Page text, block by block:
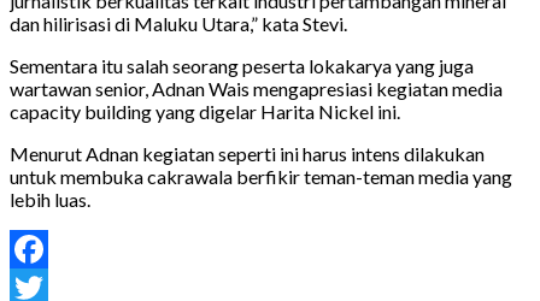
dan hilirisasi di Maluku Utara,” kata Stevi.
Sementara itu salah seorang peserta lokakarya yang juga
wartawan senior, Adnan Wais mengapresiasi kegiatan media
capacity building yang digelar Harita Nickel ini.
Menurut Adnan kegiatan seperti ini harus intens dilakukan
untuk membuka cakrawala berfikir teman-teman media yang
lebih luas.
Facebook